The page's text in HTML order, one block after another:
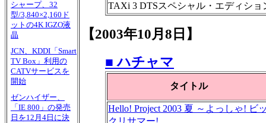
シャープ、32
型/3,840×2,160ド
ットの4K IGZO液
晶
JCN、KDDI「Smart
TV Box」利用の
CATVサービスを
開始
ゼンハイザー、
「IE 800」の発売
日を12月4日に決
TAXi 3 DTSスペシャル・エディショ
【2003年10月8日】
■ ハチャマ
タイトル
Hello! Project 2003 夏 ～よっしゃ! ビ